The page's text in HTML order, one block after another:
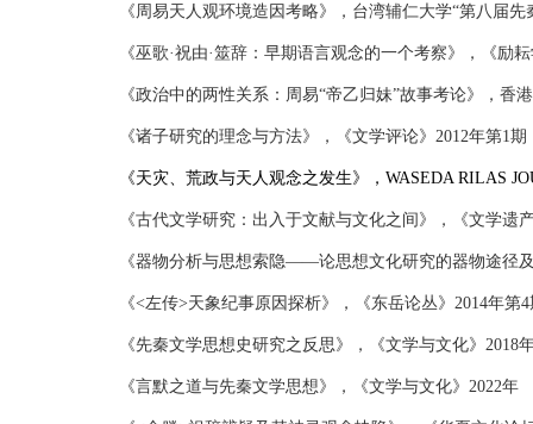
《周易天人观环境造因考略》，台湾辅仁大学“第八届
《巫歌·祝由·筮辞：早期语言观念的一个考察》，《励
《政治中的两性关系：周易“帝乙归妹”故事考论》，香
《诸子研究的理念与方法》，《文学评论》2012年第1期
《天灾、荒政与天人观念之发生》，WASEDA RILAS
《古代文学研究：出入于文献与文化之间》，《文学遗
《器物分析与思想索隐——论思想文化研究的器物途径
《<左传>天象纪事原因探析》，《东岳论丛》2014年第
《先秦文学思想史研究之反思》，《文学与文化》2018
《言默之道与先秦文学思想》，《文学与文化》2022年